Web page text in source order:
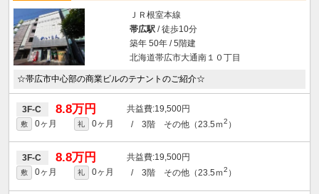
ＪＲ根室本線
帯広駅/ 徒歩10分
築年 50年 / 5階建
北海道帯広市大通南１０丁目
☆帯広市中心部の商業ビルのテナントのご紹介☆
3F-C 8.8万円 19,500円
敷 0ヶ月 礼 0ヶ月 / 3階 その他（23.5ｍ2 ）
3F-C 8.8万円 19,500円
敷 0ヶ月 礼 0ヶ月 / 3階 その他（23.5ｍ2 ）